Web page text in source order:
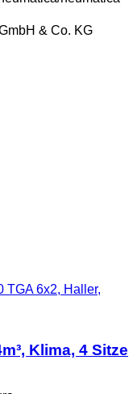
& Co. KG
TGA 6x2, Haller,
Klima, 4 Sitze